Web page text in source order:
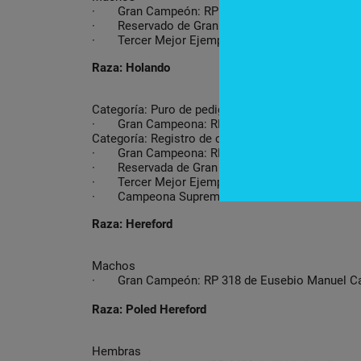
· Gran Campeón: RP 5004 de Ganadera Sofía SA
· Reservado de Gran Campeón: RP 306 de
· Tercer Mejor Ejemplar: RP 25 de Altona S.A.E.
Raza: Holando
Categoría: Puro de pedigree
· Gran Campeona: RP 1101HBP de Heinrich
Categoría: Registro de cría
· Gran Campeona: RP 1160/3 de Elmer
· Reservada de Gran Campeona: RP 1275/1 de
· Tercer Mejor Ejemplar: RP 1457/1 de Franz
· Campeona Suprema Holando: RP 1101HBP
Raza: Hereford
Machos
· Gran Campeón: RP 318 de Eusebio Manuel
Raza: Poled Hereford
Hembras